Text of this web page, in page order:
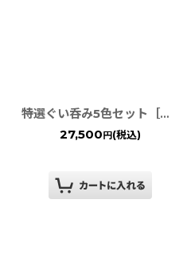
特選ぐい呑み5色セット［有田焼 真右ェ門窯］
27,500 円(税込)